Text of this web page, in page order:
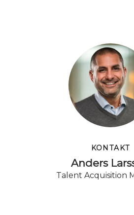
KONTAKT
Anders
Talent Acquisition